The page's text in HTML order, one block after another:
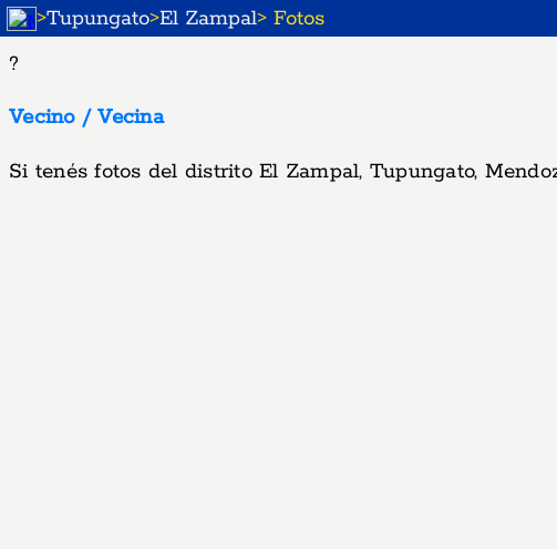
>Tupungato>El Zampal> Fotos
?
Vecino / Vecina
Si tenés fotos del distrito El Zampal, Tupungato,